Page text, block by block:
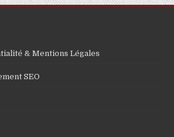
& Mentions Légales
SEO